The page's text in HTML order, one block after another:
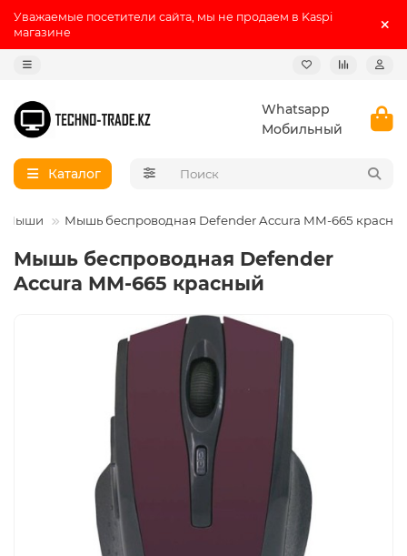
Уважаемые посетители сайта, мы не продаем в Kaspi
магазине
Whatsapp
Мобильный
Каталог
Мыши Мышь беспроводная Defender Accura MM-665
Мышь беспроводная Defender
Accura MM-665 красный